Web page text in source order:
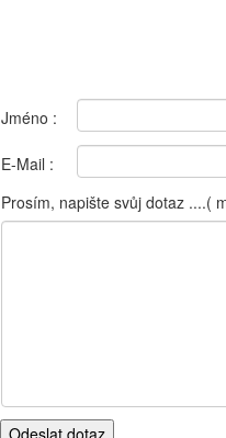
Jméno :
E-Mail :
Prosím, napište svůj dotaz ....(